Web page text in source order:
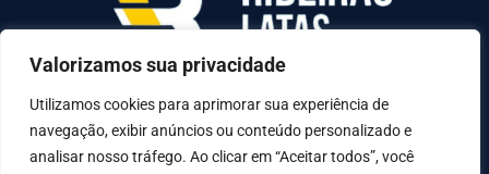
Valorizamos sua privacidade
Utilizamos cookies para aprimorar sua experiência de
navegação, exibir anúncios ou conteúdo personalizado e
analisar nosso tráfego. Ao clicar em “Aceitar todos”, você
AV INDEPENDENCIA º 6378 QUADRA70-C LOTE
31-A, Goiânia - GO, 74070-010